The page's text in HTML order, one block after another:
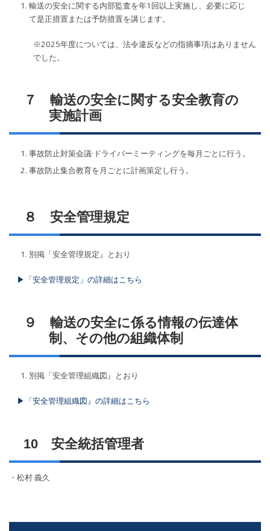
輸送の安全に関する内部監査を年1回以上実施し、必要に応じ
て是正措置または予防措置を講じます。
※2025年度については、法令違反などの指摘事項はありません
でした。
７ 輸送の安全に関する安全教育の
実施計画
事故防止対策会議·ドライバーミーティングを毎月ごとに行う。
事故防止集合教育を月ごとに計画策定し行う。
８ 安全管理規定
別掲「安全管理規定』とおり
▶︎「安全管理規定」の詳細はこちら
９ 輸送の安全に係る情報の伝達体
制、その他の組織体制
別掲「安全管理組織図』とおり
▶︎「安全管理組織図』の詳細はこちら
10 安全統括管理者
・松村 義久